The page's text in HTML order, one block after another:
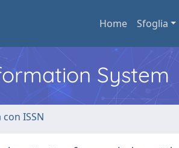
Home Sfoglia
System
ISSN